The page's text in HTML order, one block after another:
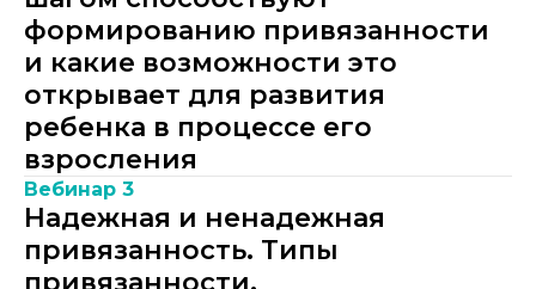
формированию привязанности
и какие возможности это
открывает для развития
ребенка в процессе его
взросления
Вебинар 3
Надежная и ненадежная
привязанность. Типы
привязанности.